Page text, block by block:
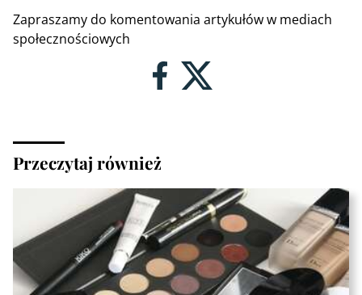
Zapraszamy do komentowania artykułów w mediach
społecznościowych
Przeczytaj również